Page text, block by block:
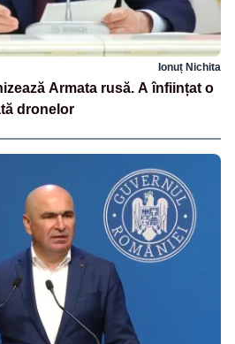
Ionuț Nichita
Armata rusă. A înființat o
dronelor